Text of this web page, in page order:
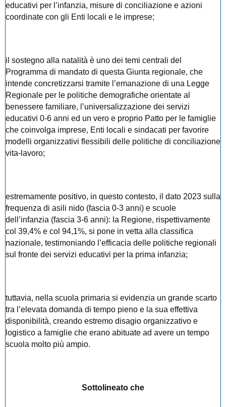
educativi per l’infanzia, misure di conciliazione e azioni
coordinate con gli Enti locali e le imprese;
il sostegno alla natalità è uno dei temi centrali del
Programma di mandato di questa Giunta regionale, che
intende concretizzarsi tramite l’emanazione di una Legge
Regionale per le politiche demografiche orientate al
benessere familiare, l’universalizzazione dei servizi
educativi 0-6 anni ed un vero e proprio Patto per le famiglie
che coinvolga imprese, Enti locali e sindacati per favorire
modelli organizzativi flessibili delle politiche di conciliazione
vita-lavoro;
estremamente positivo, in questo contesto, il dato 2023 sulla
frequenza di asili nido (fascia 0-3 anni) e scuole
dell’infanzia (fascia 3-6 anni): la Regione, rispettivamente
col 39,4% e col 94,1%, si pone in vetta alla classifica
nazionale, testimoniando l’efficacia delle politiche regionali
sul fronte dei servizi educativi per la prima infanzia;
tuttavia, nella scuola primaria si evidenzia un grande scarto
tra l’elevata domanda di tempo pieno e la sua effettiva
disponibilità, creando estremo disagio organizzativo e
logistico a famiglie che erano abituate ad avere un tempo
scuola molto più ampio.
Sottolineato che